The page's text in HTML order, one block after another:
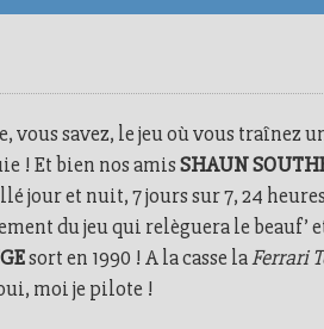
vous savez, le jeu où vous traînez
! Et bien nos amisSHAUN
jour et nuit, 7 jours sur 7, 24
du jeu qui relèguera le beauf’
sort en 1990 ! A la casse laFerrari
moi je pilote !